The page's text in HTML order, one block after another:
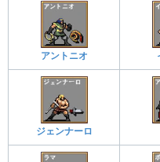
アントニオ
ジェンナーロ